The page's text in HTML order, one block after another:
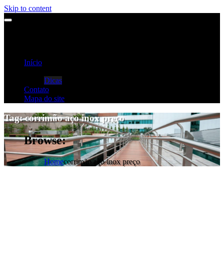
Skip to content
Início
Dicas
Contato
Mapa do site
Tag:corrimão aço inox preço
Browse:
Homecorrimão aço inox preço